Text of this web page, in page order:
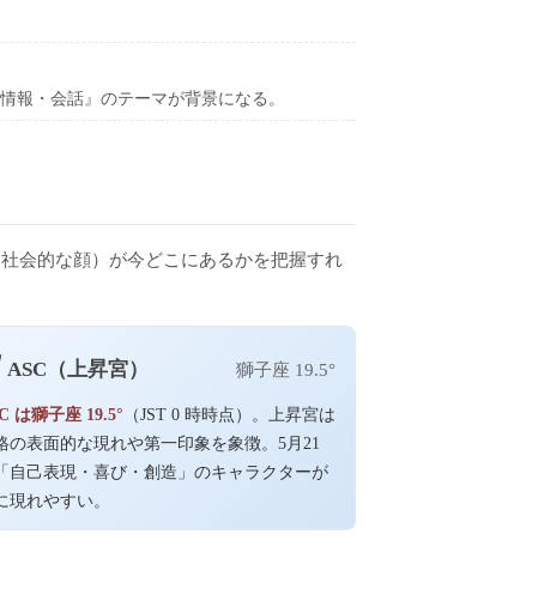
報・会話』のテーマが背景になる。
会的な顔）が今どこにあるかを把握すれ
ASC（上昇宮） 獅子座 19.5°
は獅子座 19.5° （JST 0 時時点）。上昇宮は
の表面的な現れや第一印象を象徴。5月21
自己表現・喜び・創造」のキャラクターが
現れやすい。